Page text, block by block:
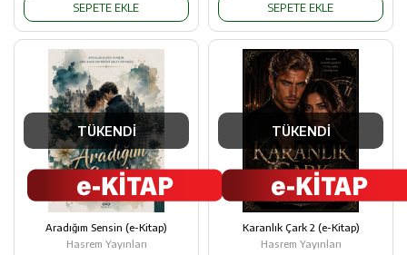
SEPETE EKLE SEPETE EKLE
TÜKENDİ
Aradığım Sensin (e-Kitap)
Hasrem Yayınları
TÜKENDİ
Karanlık Çark 2 (e-Kitap)
Hasrem Yayınları